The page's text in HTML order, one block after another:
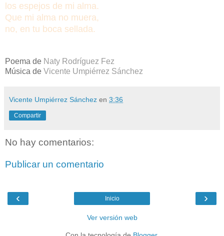
los espejos de mi alma.
Que mi alma no muera,
no, en tu boca sellada.
Poema de Naty Rodríguez Fez
Música de Vicente Umpiérrez Sánchez
Vicente Umpiérrez Sánchez en 3:36
Compartir
No hay comentarios:
Publicar un comentario
‹ ›
Inicio
Ver versión web